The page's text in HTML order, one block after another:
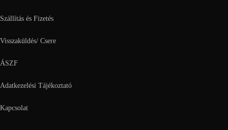
Szállítás és Fizetés
Visszaküldés/ Csere
ÁSZF
Adatkezelési Tájékoztató
Kapcsolat